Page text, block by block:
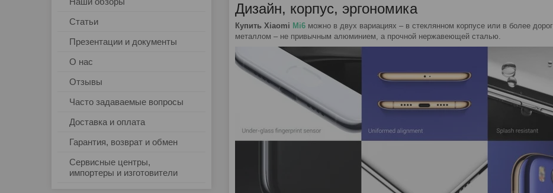
Дизайн, корпус, эргономика
Купить Xiaomi M i6 можно в двух вариациях – в стеклянном корпусе или в более
металлом – не привычным алюминием, а прочной нержавеющей сталью.
Статьи
Презентации и документы
О нас
Отзывы
Часто задаваемые вопросы
Доставка и оплата
Гарантия, возврат и обмен
Сервисные центры,
импортеры и изготовители